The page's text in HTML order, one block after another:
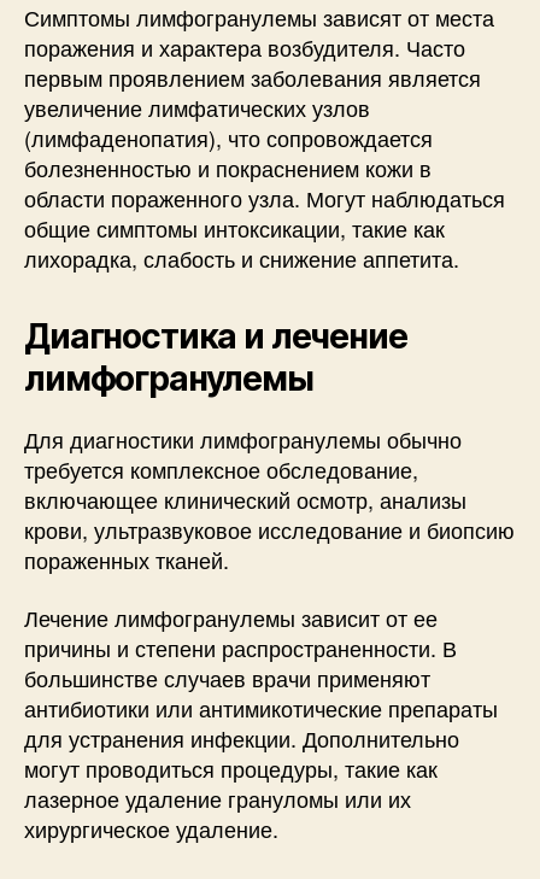
Симптомы лимфогранулемы зависят от места
поражения и характера возбудителя. Часто
первым проявлением заболевания является
увеличение лимфатических узлов
(лимфаденопатия), что сопровождается
болезненностью и покраснением кожи в
области пораженного узла. Могут наблюдаться
общие симптомы интоксикации, такие как
лихорадка, слабость и снижение аппетита.
Диагностика и лечение
лимфогранулемы
Для диагностики лимфогранулемы обычно
требуется комплексное обследование,
включающее клинический осмотр, анализы
крови, ультразвуковое исследование и биопсию
пораженных тканей.
Лечение лимфогранулемы зависит от ее
причины и степени распространенности. В
большинстве случаев врачи применяют
антибиотики или антимикотические препараты
для устранения инфекции. Дополнительно
могут проводиться процедуры, такие как
лазерное удаление грануломы или их
хирургическое удаление.